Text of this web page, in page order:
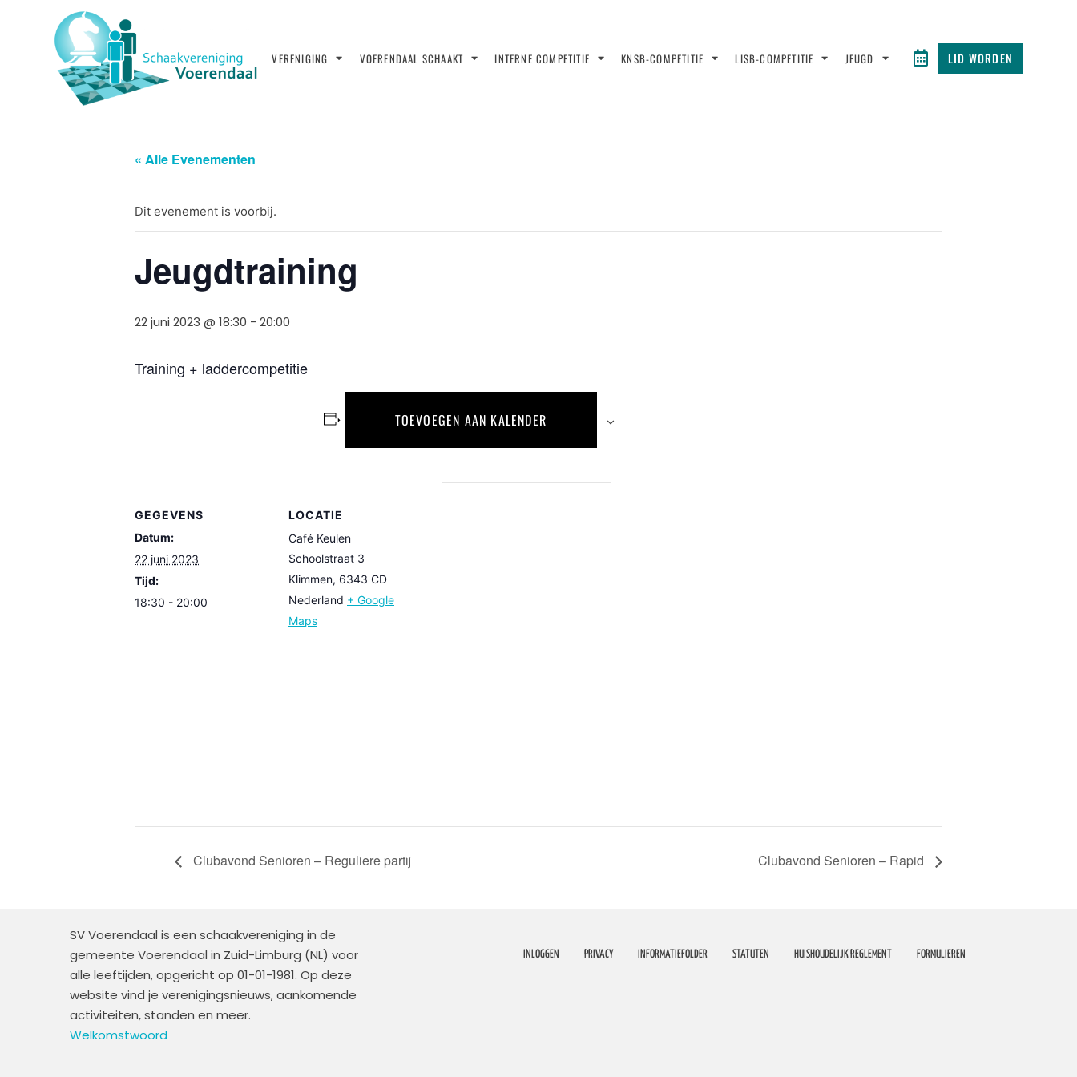
VERENIGING VOERENDAAL SCHAAKT INTERNE COMPETITIE KNSB-COMPETITIE LISB-COMPETITIE JEUGD LID WORDEN
« Alle Evenementen
Dit evenement is voorbij.
Jeugdtraining
22 juni 2023 @ 18:30 - 20:00
Training + laddercompetitie
TOEVOEGEN AAN KALENDER
GEGEVENS
Datum:
22 juni 2023
Tijd:
18:30 - 20:00
LOCATIE
Café Keulen
Schoolstraat 3
Klimmen, 6343 CD
Nederland + Google
Maps
Clubavond Senioren – Reguliere partij Clubavond Senioren – Rapid
SV Voerendaal is een schaakvereniging in de
gemeente Voerendaal in Zuid-Limburg (NL) voor
alle leeftijden, opgericht op 01-01-1981. Op deze
website vind je verenigingsnieuws, aankomende
activiteiten, standen en meer.
Welkomstwoord
INLOGGEN PRIVACY INFORMATIEFOLDER STATUTEN HUISHOUDELIJK REGLEMENT FORMULIEREN